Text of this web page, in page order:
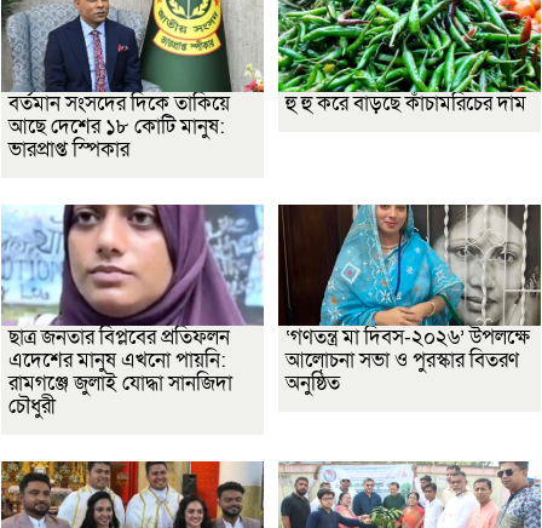
বর্তমান সংসদের দিকে তাকিয়ে
আছে দেশের ১৮ কোটি মানুষ:
ভারপ্রাপ্ত স্পিকার
হু হু করে বাড়ছে কাঁচামরিচের দাম
ছাত্র জনতার বিপ্লবের প্রতিফলন
এদেশের মানুষ এখনো পায়নি:
রামগঞ্জে জুলাই যোদ্ধা সানজিদা
চৌধুরী
‘গণতন্ত্র মা দিবস-২০২৬’ উপলক্ষে
আলোচনা সভা ও পুরস্কার বিতরণ
অনুষ্ঠিত